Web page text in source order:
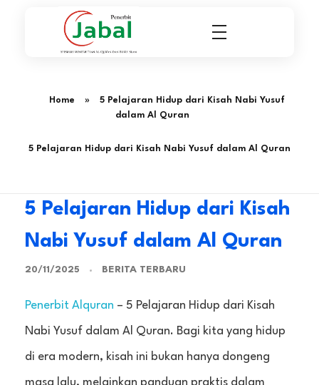
Home »
5 Pelajaran Hidup dari Kisah Nabi Yusuf
dalam Al Quran
5 Pelajaran Hidup dari Kisah Nabi Yusuf dalam Al Quran
5 Pelajaran Hidup dari Kisah
Nabi Yusuf dalam Al Quran
20/11/2025 BERITA TERBARU
Penerbit Alquran – 5 Pelajaran Hidup dari Kisah
Nabi Yusuf dalam Al Quran. Bagi kita yang hidup
di era modern, kisah ini bukan hanya dongeng
masa lalu, melainkan panduan praktis dalam